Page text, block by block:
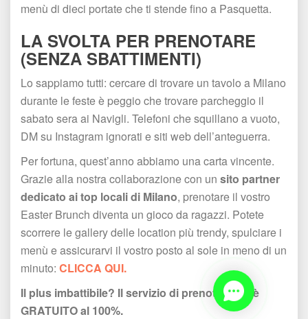
menù di dieci portate che ti stende fino a Pasquetta.
LA SVOLTA PER PRENOTARE
(SENZA SBATTIMENTI)
Lo sappiamo tutti: cercare di trovare un tavolo a Milano
durante le feste è peggio che trovare parcheggio il
abato sera ai Navigli. Telefoni che squillano a vuoto,
DM su Instagram ignorati e siti web dell’anteguerra.
Per fortuna, quest’anno abbiamo una carta vincente.
Grazie alla nostra collaborazione con un ito partner
dedicato ai top locali di Milano, prenotare il vostro
Easter Brunch diventa un gioco da ragazzi. Potete
correre le gallery delle location più trendy, spulciare i
menù e assicurarvi il vostro posto al sole in meno di un
minuto: CLICCA QUI.
Il plus imbattibile? Il servizio di prenotazione è
GRATUITO al 100%.